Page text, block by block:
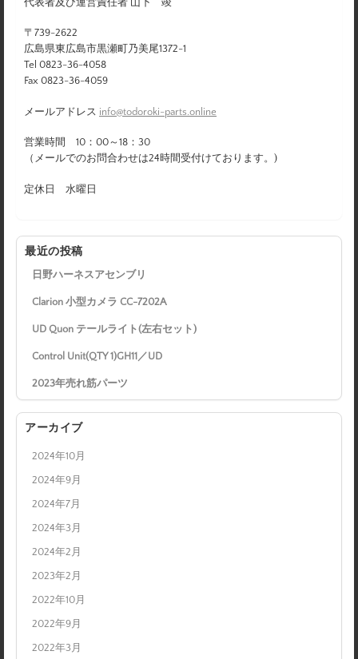
〒739-2622
広島県東広島市黒瀬町乃美尾1372-1
Tel 0823-36-4058
Fax 0823-36-4059
メールアドレス info@todoroki-parts.online
営業時間 10：00～18：30
（メールでのお問合わせは24時間受付けております。)
定休日 水曜日
最近の投稿
日野ハーネスアセンブリ
Clarion 小型カメラ CC-7202A
UD Quon テールライト(左右セット)
Control Unit(QTY 1)GH11／UD
2023年売れ筋パーツ
アーカイブ
2024年10月
2024年9月
2024年7月
2024年3月
2024年2月
2023年2月
2022年10月
2022年9月
2022年3月